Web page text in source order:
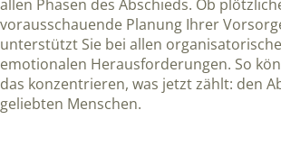
allen Phasen des Abschieds. Ob
vorausschauende Planung Ihrer
unterstützt Sie bei allen
emotionalen Herausforderungen. So
das konzentrieren, was jetzt zählt: den
geliebten Menschen.